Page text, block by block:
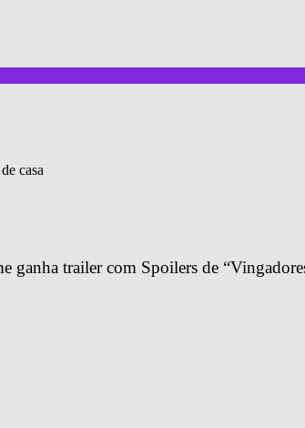
casa
ganha trailer com Spoilers de